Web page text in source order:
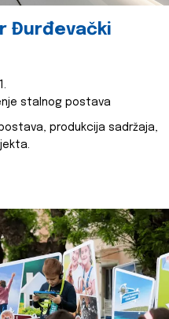
Đurđevački
stalnog postava
produkcija sadržaja,